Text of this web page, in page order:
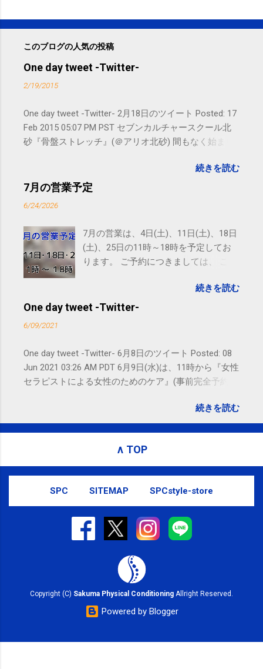
このブログの人気の投稿
One day tweet -Twitter-
2/19/2015
One day tweet -Twitter- 2月18日のツイート Posted: 17
Feb 2015 05:07 PM PST セブンカルチャースクール北
砂『骨盤ストレッチ』(＠アリオ北砂) 間もなく始まり
subscribed to email updates from サクマフィジカルコ
ンディショニング(@SPCstyle) - Twilog To stop
Email delivery powered by Google Google Inc., 1600
Amphitheatre Parkway, Mountain View, CA 94043,
United States
続きを読む
7月の営業予定
6/24/2026
7月の営業は、4日(土)、11日(土)、18日
(土)、25日の11時～18時を予定してお
ります。 ご予約につきましては、 こち
れないことがありますので、ご予約、
お問い合わせはSMS（ショートメッセ
続きを読む
One day tweet -Twitter-
6/09/2021
One day tweet -Twitter- 6月8日のツイート Posted: 08
Jun 2021 03:26 AM PDT 6月9日(水)は、11時から『女性
セラピストによる女性のためのケア』(事前完全予約
い致します。｜SPC-NEWS ttps://bit.ly/3pxrWN8
#kotoku #江東区 bit.ly/3pxrWN8 posted at 19:26:16 You
ルコンディショニング(@spcstyle) - Twilog . To stop
receiving these emails, you may unsubscribe now .
Amphitheatre Parkway, Mountain View, CA 94043,
United States
続きを読む
∧ TOP
SPC SITEMAP SPCstyle-store
Copyright (C) Sakuma Physical Conditioning Allright Reserved.
Powered by Blogger